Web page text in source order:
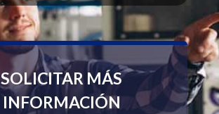
SOLICITAR MÁS
INFORMACIÓN